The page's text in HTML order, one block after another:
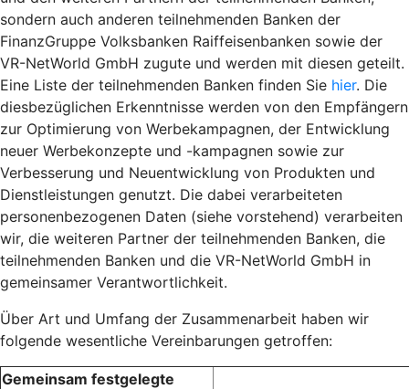
sondern auch anderen teilnehmenden Banken der
FinanzGruppe Volksbanken Raiffeisenbanken sowie der
VR-NetWorld GmbH zugute und werden mit diesen geteilt.
Eine Liste der teilnehmenden Banken finden Sie hier. Die
diesbezüglichen Erkenntnisse werden von den Empfängern
zur Optimierung von Werbekampagnen, der Entwicklung
neuer Werbekonzepte und -kampagnen sowie zur
Verbesserung und Neuentwicklung von Produkten und
Dienstleistungen genutzt. Die dabei verarbeiteten
personenbezogenen Daten (siehe vorstehend) verarbeiten
wir, die weiteren Partner der teilnehmenden Banken, die
teilnehmenden Banken und die VR-NetWorld GmbH in
gemeinsamer Verantwortlichkeit.
Über Art und Umfang der Zusammenarbeit haben wir
folgende wesentliche Vereinbarungen getroffen:
Gemeinsam festgelegte